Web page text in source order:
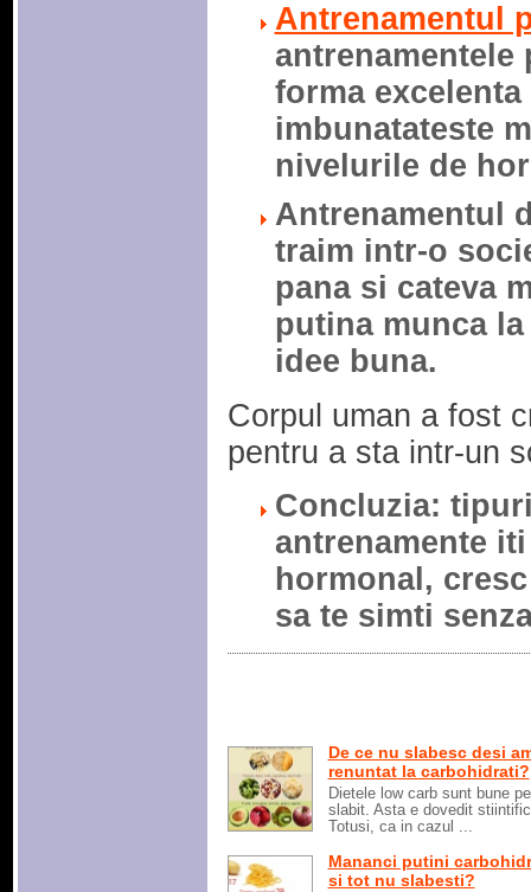
Antrenamentul
antrenamentele
forma
imbunatateste
nivelurile de
Antrenamentul
traim intr-o
pana si cateva
putina munca
idee buna.
Corpul uman a fost
pentru a sta intr-un
Concluzia:
antrenamente
hormonal,
sa te simti
De ce nu slabesc desi
renuntat la carbohidrati?
Dietele low carb sunt bune
slabit. Asta e dovedit
Totusi, ca in cazul ...
Mananci putini
si tot nu slabesti?